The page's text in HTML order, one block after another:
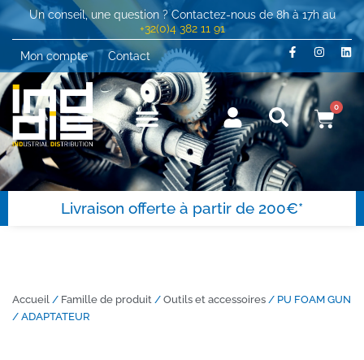
Un conseil, une question ? Contactez-nous de 8h à 17h au
+32(0)4 382 11 91
Mon compte
Contact
0
Livraison offerte à partir de 200€*
Accueil / Famille de produit / Outils et accessoires / PU FOAM GUN
/ ADAPTATEUR